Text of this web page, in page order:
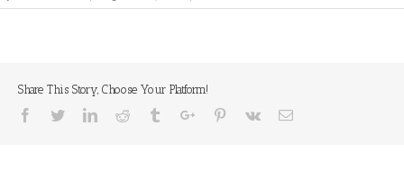
Share This Story, Choose Your Platform!
Facebook
TwitterLinkedinReddit TumblrGoogle+Pinterest
Vk Email